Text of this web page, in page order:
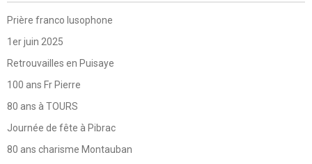
Prière franco lusophone
1er juin 2025
Retrouvailles en Puisaye
100 ans Fr Pierre
80 ans à TOURS
Journée de fête à Pibrac
80 ans charisme Montauban